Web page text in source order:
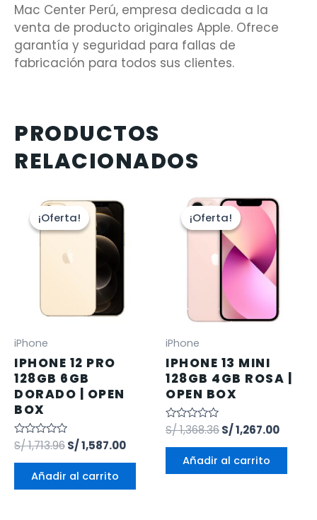
Mac Center Perú, empresa dedicada a la
venta de producto originales Apple. Ofrece
garantía y seguridad para fallas de
fabricación para todos sus clientes.
PRODUCTOS
RELACIONADOS
¡Oferta!
¡Oferta!
iPhone
IPHONE 12 PRO
128GB 6GB
DORADO | OPEN
BOX
Valorado
en
0
S/1,713.96S/1,587.00
Añadir al carrito
¡Oferta!
¡Oferta!
iPhone
IPHONE 13 MINI
128GB 4GB ROSA |
OPEN BOX
Valorado
en
0
S/1,368.36S/1,267.00
Añadir al carrito